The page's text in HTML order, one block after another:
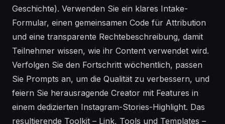
Geschichte). Verwenden Sie ein klares Intake-
Formular, einen gemeinsamen Code für Attribution
und eine transparente Rechtebeschreibung, damit
Teilnehmer wissen, wie ihr Content verwendet wird.
Verfolgen Sie den Fortschritt wöchentlich, passen
Sie Prompts an, um die Qualität zu verbessern, und
feiern Sie herausragende Creator mit Features in
einem dedizierten Instagram-Stories-Highlight. Das
resultierende Toolkit – Link, Tools und Templates –